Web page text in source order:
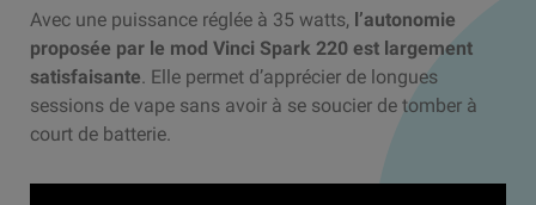
Avec une puissance réglée à 35 watts, l’autonomie
proposée par le mod Vinci Spark 220 est largement
satisfaisante. Elle permet d’apprécier de longues
sessions de vape sans avoir à se soucier de tomber à
court de batterie.